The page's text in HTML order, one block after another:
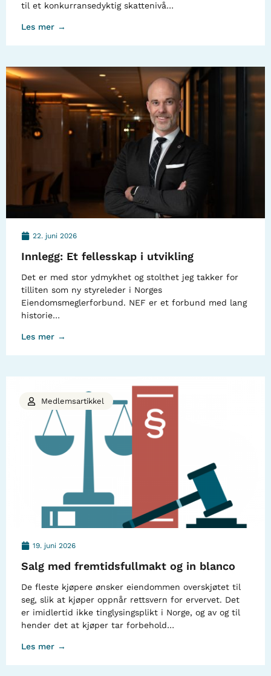
til et konkurransedyktig skattenivå…
Les mer →
22. juni 2026
Innlegg: Et fellesskap i utvikling
Det er med stor ydmykhet og stolthet jeg takker for
tilliten som ny styreleder i Norges
Eiendomsmeglerforbund. NEF er et forbund med lang
historie…
Les mer →
19. juni 2026
Salg med fremtidsfullmakt og in blanco
De fleste kjøpere ønsker eiendommen overskjøtet til
seg, slik at kjøper oppnår rettsvern for ervervet. Det
er imidlertid ikke tinglysingsplikt i Norge, og av og til
hender det at kjøper tar forbehold…
Les mer →
Medlemsartikkel